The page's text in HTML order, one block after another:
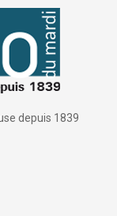
depuis 1839